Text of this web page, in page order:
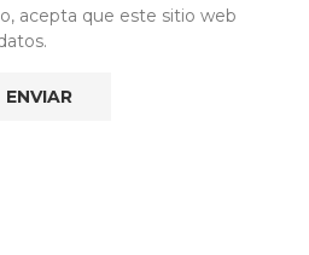
acepta que este sitio web